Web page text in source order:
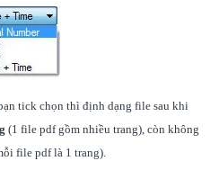
tick chọn thì định dạng file sau khi
(1 file pdf gồm nhiều trang), còn không
file pdf là 1 trang).